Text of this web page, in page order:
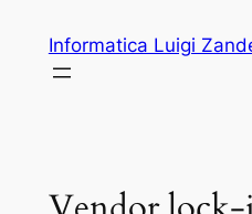
contenuto
Informatica Luigi